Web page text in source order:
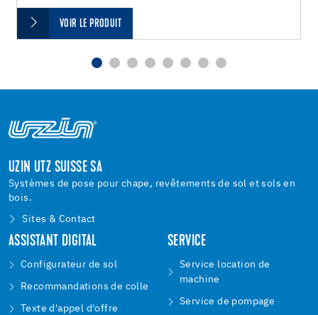
VOIR LE PRODUIT
UZIN UTZ SUISSE SA
Systèmes de pose pour chape, revêtements de sol et sols en
bois.
Sites & Contact
ASSISTANT DIGITAL
Configurateur de sol
Recommandations de colle
Texte d'appel d'offre
SERVICE
Service location de
machine
Service de pompage